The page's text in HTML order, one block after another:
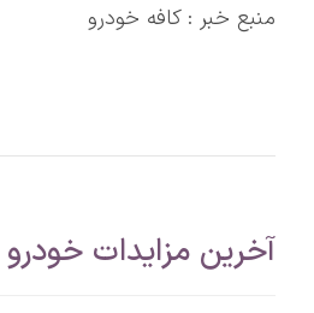
منبع خبر : کافه خودرو
آخرین مزایدات خودرو